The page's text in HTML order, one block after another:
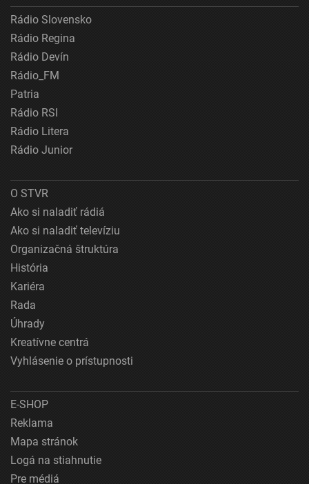
Rádio Slovensko
Rádio Regina
Rádio Devín
Rádio_FM
Patria
Rádio RSI
Rádio Litera
Rádio Junior
O STVR
Ako si naladiť rádiá
Ako si naladiť televíziu
Organizačná štruktúra
História
Kariéra
Rada
Úhrady
Kreatívne centrá
Vyhlásenie o prístupnosti
E-SHOP
Reklama
Mapa stránok
Logá na stiahnutie
Pre médiá